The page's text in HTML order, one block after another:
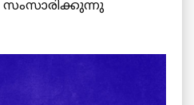
സംസാരിക്കുന്നു